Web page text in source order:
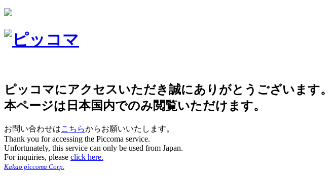
ピッコマにアクセスいただき誠にありがとうございます。
本ページは日本国内でのみ閲覧いただけます。
お問い合わせはこちらからお願いいたします。
Thank you for accessing the Piccoma service.
Unfortunately, this service can only be used from Japan.
For inquiries, please click here.
Kakao piccoma Corp.